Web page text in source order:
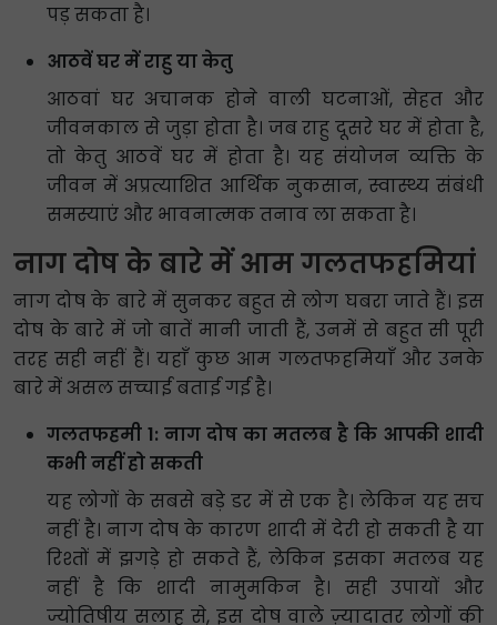
पड़ सकता है।
आठवें घर में राहु या केतु
आठवां घर अचानक होने वाली घटनाओं, सेहत और
जीवनकाल से जुड़ा होता है। जब राहु दूसरे घर में होता है,
तो केतु आठवें घर में होता है। यह संयोजन व्यक्ति के
जीवन में अप्रत्याशित आर्थिक नुकसान, स्वास्थ्य संबंधी
समस्याएं और भावनात्मक तनाव ला सकता है।
नाग दोष के बारे में आम गलतफहमियां
नाग दोष के बारे में सुनकर बहुत से लोग घबरा जाते हैं। इस
दोष के बारे में जो बातें मानी जाती हैं, उनमें से बहुत सी पूरी
तरह सही नहीं हैं। यहाँ कुछ आम गलतफहमियाँ और उनके
बारे में असल सच्चाई बताई गई है।
गलतफहमी 1: नाग दोष का मतलब है कि आपकी शादी
कभी नहीं हो सकती
यह लोगों के सबसे बड़े डर में से एक है। लेकिन यह सच
नहीं है। नाग दोष के कारण शादी में देरी हो सकती है या
रिश्तों में झगड़े हो सकते हैं, लेकिन इसका मतलब यह
नहीं है कि शादी नामुमकिन है। सही उपायों और
ज्योतिषीय सलाह से, इस दोष वाले ज़्यादातर लोगों की